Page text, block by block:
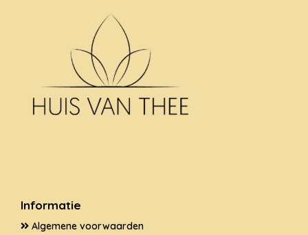
Informatie
Algemene voorwaarden